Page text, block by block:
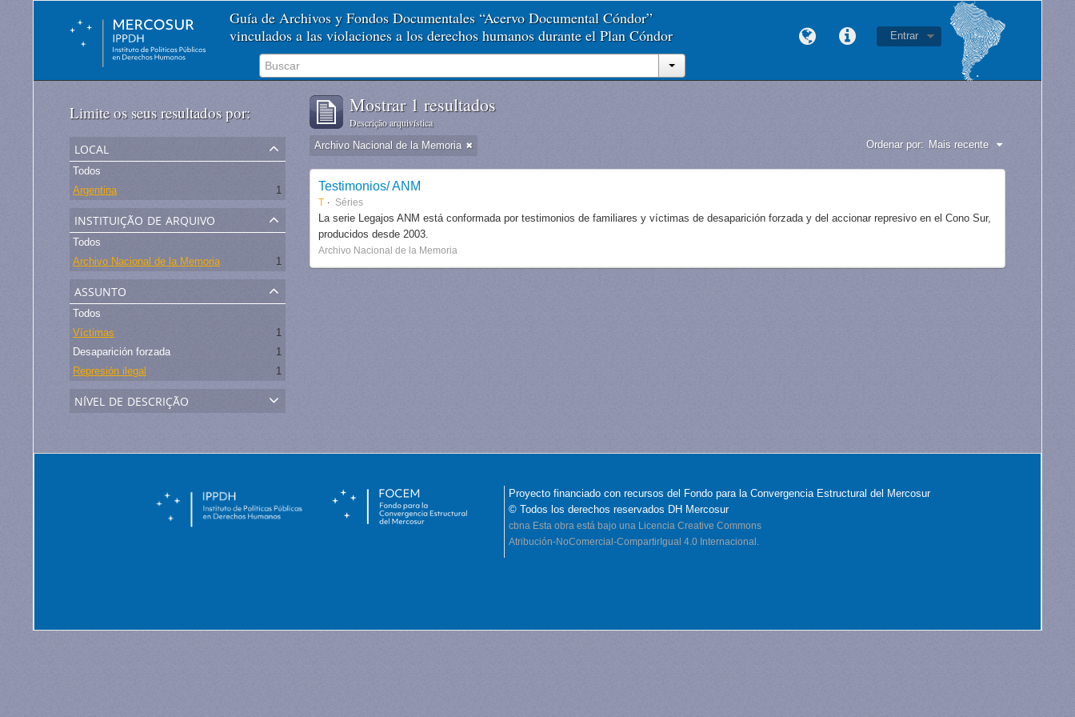
Guía de Archivos y Fondos Documentales “Acervo Documental Cóndor”
vinculados a las violaciones a los derechos humanos durante el Plan Cóndor
Entrar
Limite os seus resultados por:
local
Todos
Argentina
1
instituição de arquivo
Todos
Archivo Nacional de la Memoria
1
assunto
Todos
Víctimas
1
Desaparición forzada
1
Represión ilegal
1
nível de descrição
Mostrar 1 resultados
Descrição arquivística
Archivo Nacional de la Memoria Ordenar por: Mais recente
Testimonios/ ANM
T Séries
La serie Legajos ANM está conformada por testimonios de familiares y víctimas de desaparición forzada y del accionar represivo en el Cono Sur,
producidos desde 2003.
Archivo Nacional de la Memoria
Proyecto financiado con recursos del Fondo para la Convergencia Estructural del Mercosur
© Todos los derechos reservados DH Mercosur
cbna Esta obra está bajo una Licencia Creative Commons
Atribución-NoComercial-CompartirIgual 4.0 Internacional.